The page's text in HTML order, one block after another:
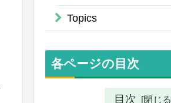
Topics
各ページの目次
目次